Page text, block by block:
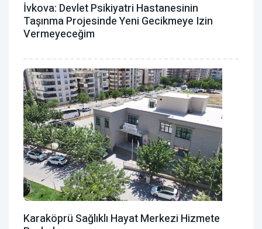
İvkova: Devlet Psikiyatri Hastanesinin
Taşınma Projesinde Yeni Gecikmeye Izin
Vermeyeceğim
Karaköprü Sağlıklı Hayat Merkezi Hizmete